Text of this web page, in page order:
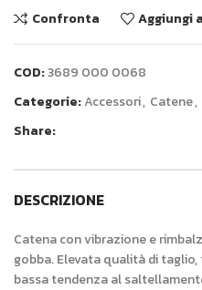
Confronta
Aggiungi
COD:3689 000 0068
Categorie:Accessori, Catene,
Share:
DESCRIZIONE
Catena con vibrazione e
gobba. Elevata qualità di
bassa tendenza al